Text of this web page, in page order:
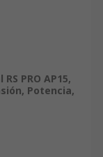
PRO AP15,
Potencia,